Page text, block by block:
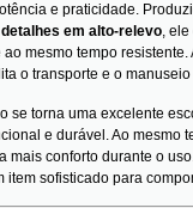
e praticidade.
em alto-relevo,
mesmo tempo resistente.
o transporte e o
se torna uma excelente
e durável. Ao mesmo
mais conforto durante o
item sofisticado para